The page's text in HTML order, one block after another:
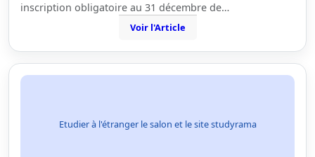
inscription obligatoire au 31 décembre de…
Voir l'Article
Etudier à l'étranger le salon et le site studyrama